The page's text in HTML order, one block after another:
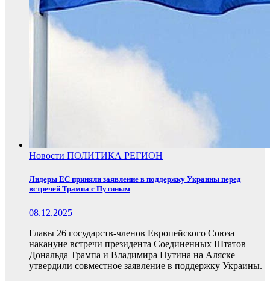
Новости ПОЛИТИКА РЕГИОН
Лидеры ЕС приняли заявление в поддержку Украины перед
встречей Трампа с Путиным
08.12.2025
Главы 26 государств-членов Европейского Союза
накануне встречи президента Соединенных Штатов
Дональда Трампа и Владимира Путина на Аляске
утвердили совместное заявление в поддержку Украины.